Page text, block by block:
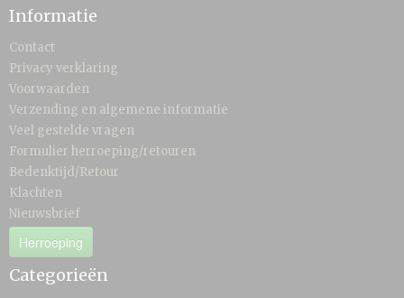
Informatie
Contact
Privacy verklaring
Voorwaarden
Verzending en algemene informatie
Veel gestelde vragen
Formulier herroeping/retouren
Bedenktijd/Retour
Klachten
Nieuwsbrief
Herroeping
Categorieën